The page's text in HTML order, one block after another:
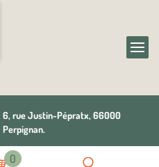
6, rue Justin-Pépratx, 66000
Perpignan.
0